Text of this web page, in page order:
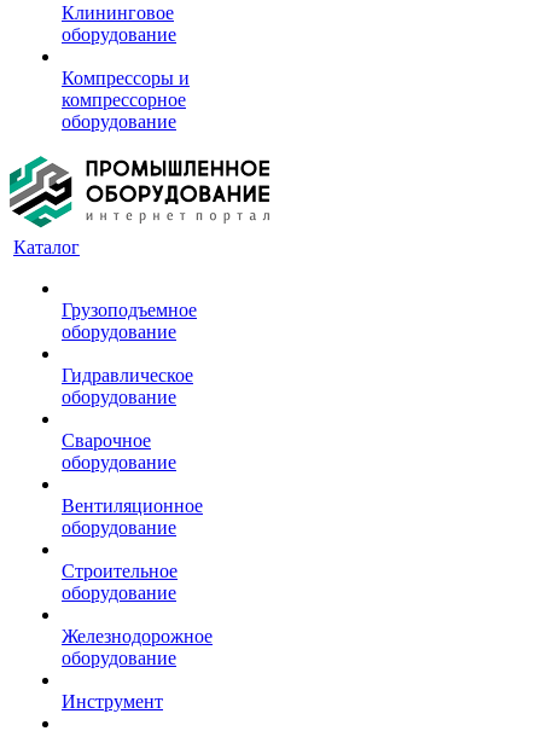
Клининговое
оборудование
Компрессоры и
компрессорное
оборудование
Каталог
Грузоподъемное
оборудование
Гидравлическое
оборудование
Сварочное
оборудование
Вентиляционное
оборудование
Строительное
оборудование
Железнодорожное
оборудование
Инструмент